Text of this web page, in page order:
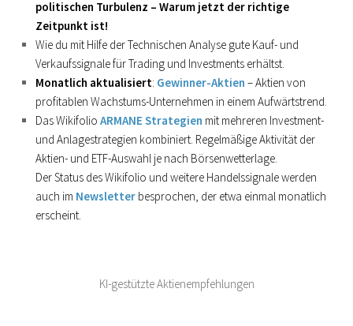
politischen Turbulenz – Warum jetzt der richtige
Zeitpunkt ist!
Wie du mit Hilfe der Technischen Analyse gute Kauf- und
Verkaufssignale für Trading und Investments erhältst.
Monatlich aktualisiert: Gewinner-Aktien – Aktien von
profitablen Wachstums-Unternehmen in einem Aufwärtstrend.
Das Wikifolio ARMANE Strategien mit mehreren Investment-
und Anlagestrategien kombiniert. Regelmäßige Aktivität der
Aktien- und ETF-Auswahl je nach Börsenwetterlage.
Der Status des Wikifolio und weitere Handelssignale werden
auch im Newsletter besprochen, der etwa einmal monatlich
erscheint.
KI-gestützte Aktienempfehlungen